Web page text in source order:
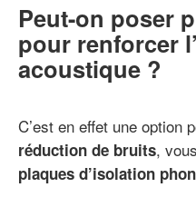
Peut-on poser
pour renforcer
acoustique ?
C’est en effet une option
réduction de bruits,
plaques d’isolation